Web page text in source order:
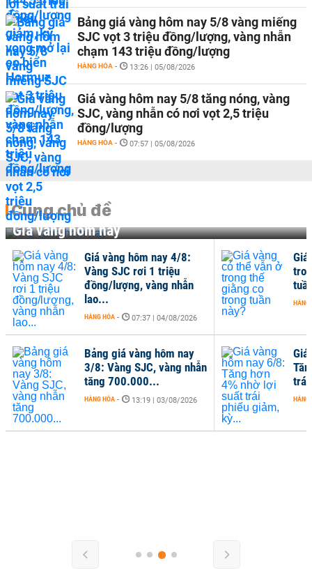
Bảng giá vàng hôm nay 5/8 vàng miếng
SJC vọt 3 triệu đồng/lượng, vàng nhẫn
chạm 143 triệu đồng/lượng
HÀNG HÓA - 13:26 | 05/08/2026
Giá vàng hôm nay 5/8 tăng nóng, vàng
SJC, vàng nhẫn có nơi vọt 2,5 triệu
đồng/lượng
HÀNG HÓA - 07:57 | 05/08/2026
Cùng chủ đề
Giá vàng hôm nay
trái
HÀNG
Giá vàng hôm nay 4/8:
Vàng SJC rơi 1 triệu
đồng/lượng, vàng nhẫn
lao...
HÀNG HÓA - 07:37 | 04/08/2026
Bảng giá vàng hôm nay
3/8: Vàng SJC, vàng nhẫn
tăng 700.000...
HÀNG HÓA - 13:19 | 03/08/2026
Giá
HÀNG